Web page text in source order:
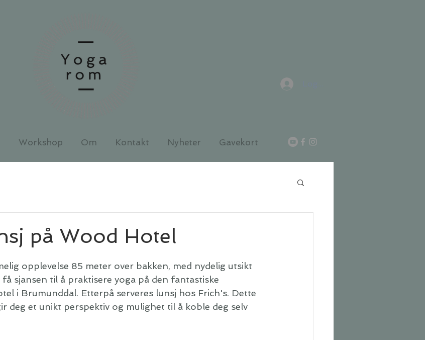
Workshop Om Kontakt Nyheter Gavekort
på Wood Hotel
opplevelse 85 meter over bakken, med nydelig utsikt
sjansen til å praktisere yoga på den fantastiske
i Brumunddal. Etterpå serveres lunsj hos Frich's. Dette
deg et unikt perspektiv og mulighet til å koble deg selv